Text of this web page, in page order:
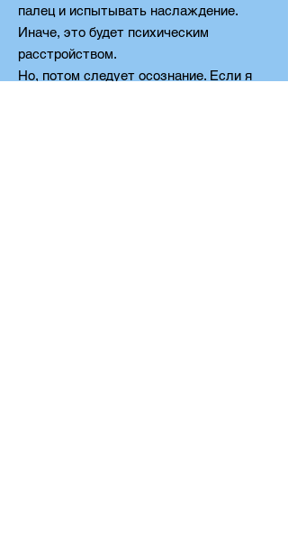
палец и испытывать наслаждение.
Иначе, это будет психическим
расстройством.
Но, потом следует осознание. Если я